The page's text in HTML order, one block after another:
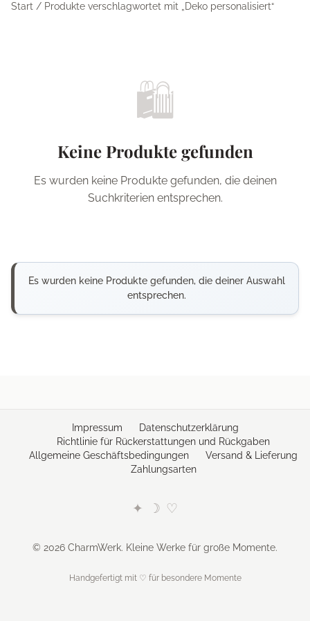
Start / Produkte verschlagwortet mit „Deko personalisiert“
🛍️
Keine Produkte gefunden
Es wurden keine Produkte gefunden, die deinen
Suchkriterien entsprechen.
Es wurden keine Produkte gefunden, die deiner Auswahl
entsprechen.
Impressum
Datenschutzerklärung
Richtlinie für Rückerstattungen und Rückgaben
Allgemeine Geschäftsbedingungen
Versand & Lieferung
Zahlungsarten
✦ ☽ ♡
© 2026 CharmWerk. Kleine Werke für große Momente.
Handgefertigt mit ♡ für besondere Momente